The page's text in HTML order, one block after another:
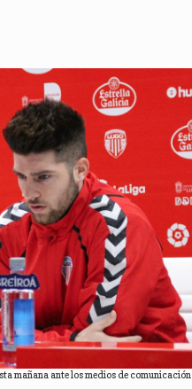
mañana ante los medios de comunicación